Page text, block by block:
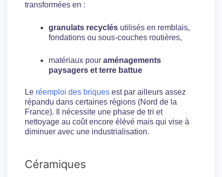
transformées en :
granulats recyclés utilisés en remblais,
fondations ou sous-couches routières,
matériaux pour aménagements
paysagers et terre battue
Le réemploi des briques est par ailleurs assez
répandu dans certaines régions (Nord de la
France). Il nécessite une phase de tri et
nettoyage au coût encore élévé mais qui vise à
diminuer avec une industrialisation.
Céramiques